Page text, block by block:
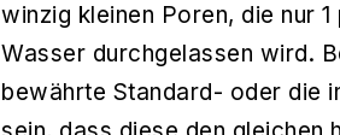
winzig kleinen Poren, die nur
Wasser durchgelassen wird.
bewährte Standard- oder die